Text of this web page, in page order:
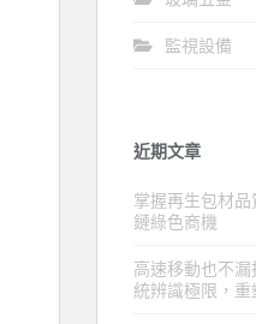
監視設備
近期文章
掌握再生包材
鏈綠色商機
高速移動也不
統辨識極限，